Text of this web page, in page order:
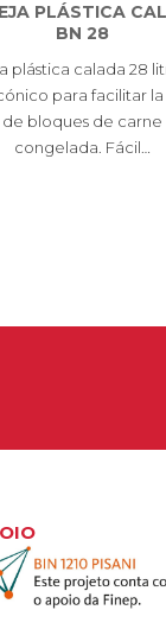
PLÁSTICA
BN 28
plástica calada 28
para facilitar
de bloques de carne
congelada. Fácil…